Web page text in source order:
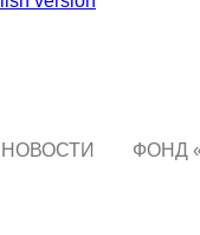
НОВОСТИ
ФОНД